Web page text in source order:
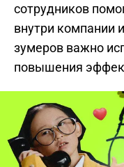
сотрудников
внутри компании
зумеров важно
повышения